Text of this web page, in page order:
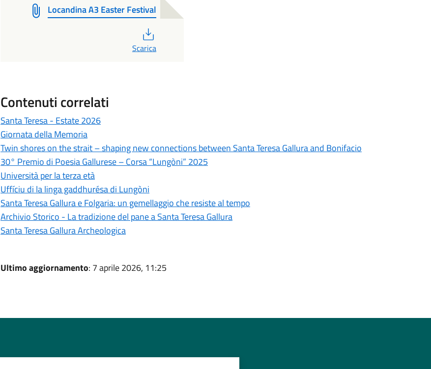
Locandina A3 Easter Festival
Scarica
Contenuti correlati
Santa Teresa - Estate 2026
Giornata della Memoria
Twin shores on the strait – shaping new connections between Santa Teresa Gallura and Bonifacio
30° Premio di Poesia Gallurese – Corsa “Lungòni” 2025
Università per la terza età
Uffíciu di la linga gaddhurésa di Lungòni
Santa Teresa Gallura e Folgaria: un gemellaggio che resiste al tempo
Archivio Storico - La tradizione del pane a Santa Teresa Gallura
Santa Teresa Gallura Archeologica
Ultimo aggiornamento: 7 aprile 2026, 11:25